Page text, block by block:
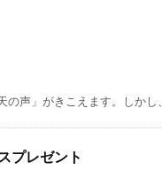
の声」がきこえます。しか
プレゼント